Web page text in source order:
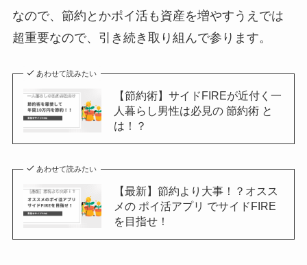
なので、節約とかポイ活も資産を増やすうえでは
超重要なので、引き続き取り組んで参ります。
あわせて読みたい
【節約術】サイドFIREが近付く一
人暮らし男性は必見の 節約術 と
は！？
あわせて読みたい
【最新】節約より大事！？オスス
メの ポイ活アプリ でサイドFIRE
を目指せ！